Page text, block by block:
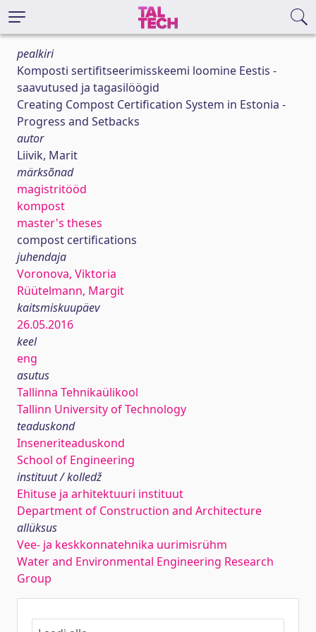
pealkiri
Komposti sertifitseerimisskeemi loomine Eestis -
saavutused ja tagasilöögid
Creating Compost Certification System in Estonia -
Progress and Setbacks
autor
Liivik, Marit
märksõnad
magistritööd
kompost
master's theses
compost certifications
juhendaja
Voronova, Viktoria
Rüütelmann, Margit
kaitsmiskuupäev
26.05.2016
keel
eng
asutus
Tallinna Tehnikaülikool
Tallinn University of Technology
teaduskond
Inseneriteaduskond
School of Engineering
instituut / kolledž
Ehituse ja arhitektuuri instituut
Department of Construction and Architecture
allüksus
Vee- ja keskkonnatehnika uurimisrühm
Water and Environmental Engineering Research
Group